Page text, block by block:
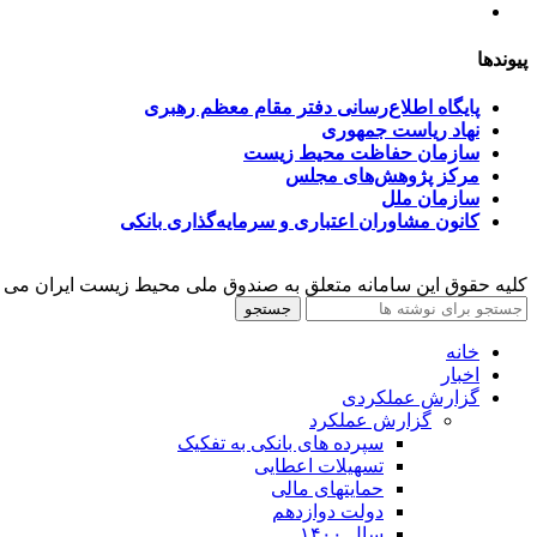
پیوندها
پایگاه اطلاع‌رسانی دفتر مقام معظم رهبری
نهاد ریاست جمهوری
سازمان حفاظت محیط زیست
مرکز پژوهش‌های مجلس
سازمان ملل
کانون مشاوران اعتباری و سرمایه‌گذاری بانکی
کلیه حقوق این سامانه متعلق به صندوق ملی محیط زیست ایران می
جستجو
خانه
اخبار
گزارش عملکردی
گزارش عملکرد
سپرده های بانکی به تفکیک
تسهیلات اعطایی
حمایتهای مالی
دولت دوازدهم